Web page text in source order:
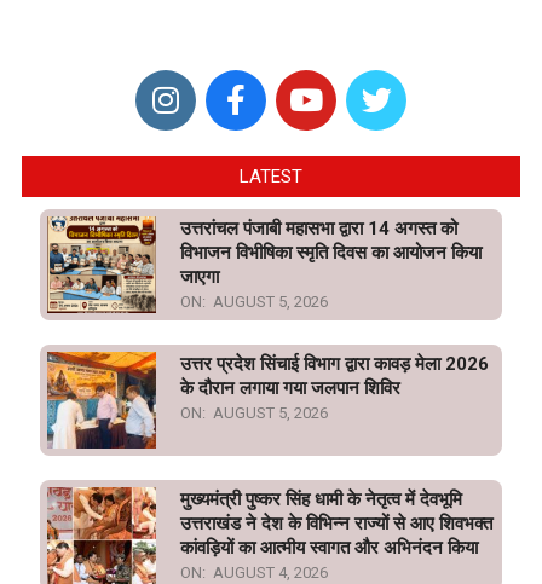
LATEST
उत्तरांचल पंजाबी महासभा द्वारा 14 अगस्त को
विभाजन विभीषिका स्मृति दिवस का आयोजन किया
जाएगा
ON: AUGUST 5, 2026
उत्तर प्रदेश सिंचाई विभाग द्वारा कावड़ मेला 2026
के दौरान लगाया गया जलपान शिविर
ON: AUGUST 5, 2026
मुख्यमंत्री पुष्कर सिंह धामी के नेतृत्व में देवभूमि
उत्तराखंड ने देश के विभिन्न राज्यों से आए शिवभक्त
कांवड़ियों का आत्मीय स्वागत और अभिनंदन किया
ON: AUGUST 4, 2026